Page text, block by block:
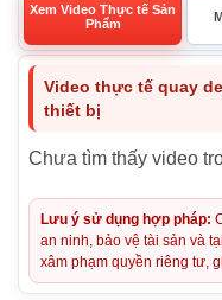
Xem Video Thực tế Sản
Phẩm
Video thực tế quay
thiết bị
Chưa tìm thấy video
Lưu ý sử dụng hợp pháp:
an ninh, bảo vệ tài sản và
xâm phạm quyền riêng tư,